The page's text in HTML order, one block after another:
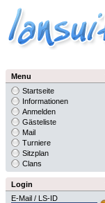
Menu
Startseite
Informationen
Anmelden
Gästeliste
Mail
Turniere
Sitzplan
Clans
Login
E-Mail / LS-ID